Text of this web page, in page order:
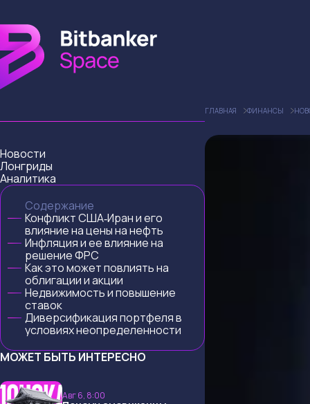
Новости
Лонгриды
Аналитика
Содержание
Конфликт США‑Иран и его
влияние на цены на нефть
Инфляция и ее влияние на
решение ФРС
Как это может повлиять на
облигации и акции
Недвижимость и повышение
ставок
Диверсификация портфеля в
условиях неопределенности
МОЖЕТ БЫТЬ ИНТЕРЕСНО
Авг 6, 8:00
ГЛАВНАЯ ФИНАНСЫ